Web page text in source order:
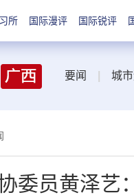
所 国际漫评 国际锐评
要闻 城
委员黄泽艺